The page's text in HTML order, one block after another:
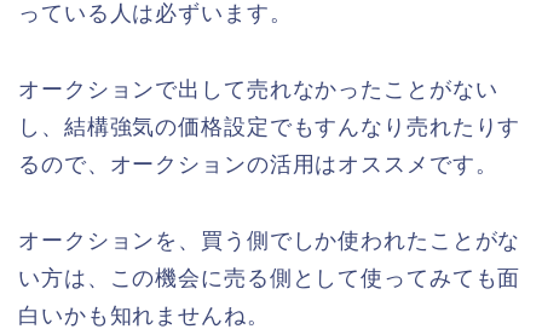
っている人は必ずいます。
オークションで出して売れなかったことがない
し、結構強気の価格設定でもすんなり売れたりす
るので、オークションの活用はオススメです。
オークションを、買う側でしか使われたことがな
い方は、この機会に売る側として使ってみても面
白いかも知れませんね。